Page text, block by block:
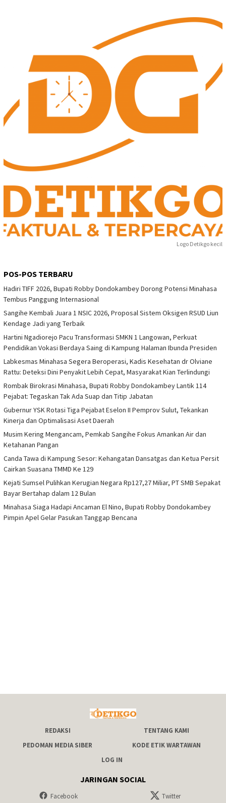
Logo Detikgo kecil
POS-POS TERBARU
Hadiri TIFF 2026, Bupati Robby Dondokambey Dorong Potensi Minahasa
Tembus Panggung Internasional
Sangihe Kembali Juara 1 NSIC 2026, Proposal Sistem Oksigen RSUD Liun
Kendage Jadi yang Terbaik
Hartini Ngadiorejo Pacu Transformasi SMKN 1 Langowan, Perkuat
Pendidikan Vokasi Berdaya Saing di Kampung Halaman Ibunda Presiden
Labkesmas Minahasa Segera Beroperasi, Kadis Kesehatan dr Olviane
Rattu: Deteksi Dini Penyakit Lebih Cepat, Masyarakat Kian Terlindungi
Rombak Birokrasi Minahasa, Bupati Robby Dondokambey Lantik 114
Pejabat: Tegaskan Tak Ada Suap dan Titip Jabatan
Gubernur YSK Rotasi Tiga Pejabat Eselon II Pemprov Sulut, Tekankan
Kinerja dan Optimalisasi Aset Daerah
Musim Kering Mengancam, Pemkab Sangihe Fokus Amankan Air dan
Ketahanan Pangan
Canda Tawa di Kampung Sesor: Kehangatan Dansatgas dan Ketua Persit
Cairkan Suasana TMMD Ke 129
Kejati Sumsel Pulihkan Kerugian Negara Rp127,27 Miliar, PT SMB Sepakat
Bayar Bertahap dalam 12 Bulan
Minahasa Siaga Hadapi Ancaman El Nino, Bupati Robby Dondokambey
Pimpin Apel Gelar Pasukan Tanggap Bencana
REDAKSI
TENTANG KAMI
PEDOMAN MEDIA SIBER
KODE ETIK WARTAWAN
LOG IN
JARINGAN SOCIAL
Facebook Twitter